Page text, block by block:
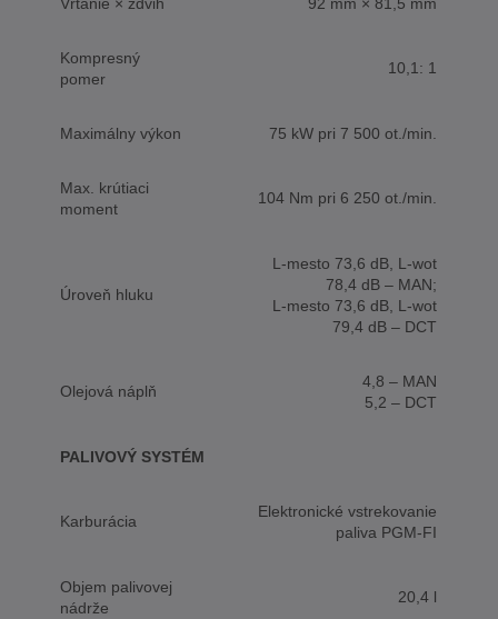
Vŕtanie × zdvih 92 mm × 81,5 mm
Kompresný
pomer
10,1: 1
Maximálny výkon 75 kW pri 7 500 ot./min.
Max. krútiaci
moment
104 Nm pri 6 250 ot./min.
Úroveň hluku
L-mesto 73,6 dB, L-wot
78,4 dB – MAN;
L-mesto 73,6 dB, L-wot
79,4 dB – DCT
Olejová náplň
4,8 – MAN
5,2 – DCT
PALIVOVÝ SYSTÉM
Karburácia
Elektronické vstrekovanie
paliva PGM-FI
Objem palivovej
nádrže
20,4 l